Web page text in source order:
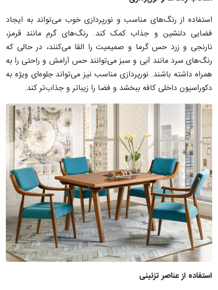
استفاده از رنگ‌های مناسب و نورپردازی خوب می‌تواند به ایجاد
فضایی دلنشین و جذاب کمک کند. رنگ‌های گرم مانند قرمز،
نارنجی و زرد حس گرما و صمیمیت را القا می‌کنند، در حالی که
رنگ‌های سرد مانند آبی و سبز می‌توانند حس آرامش و راحتی را به
همراه داشته باشند. نورپردازی مناسب نیز می‌تواند جلوه‌ای ویژه به
دکوراسیون داخلی کافه ببخشد و فضا را زیباتر و جذاب‌تر کند.
استفاده ازعناصر تزئینی